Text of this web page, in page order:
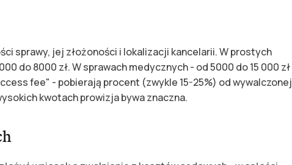
sprawy, jej złożoności i lokalizacji kancelarii. W prostych
do 8000 zł. W sprawach medycznych - od 5000 do 15 000 zł
fee" - pobierają procent (zwykle 15-25%) od wywalczonej
kwotach prowizja bywa znaczna.